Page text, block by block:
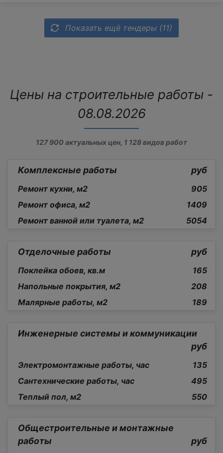
Показать ещё тендеры (11)
Цены на строительные работы -
08.08.2026
127 900 актуальных цен, 1 128видов работ
Комплексные работы руб
Ремонт кухни, м2
905
Ремонт офиса, м2
1409
Ремонт ванной или туалета, м2
5054
Отделочные работы руб
Поклейка обоев, кв.м
165
Напольные покрытия, м2
208
Малярные работы, м2
189
Инженерные системы и коммуникации
руб
Электромонтажные работы, час
135
Сантехнические работы, час
495
Теплый пол, м2
550
Общестроительные и монтажные
работы
руб